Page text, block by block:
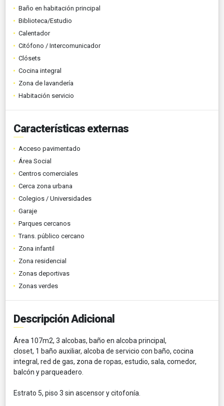
Baño en habitación principal
Biblioteca/Estudio
Calentador
Citófono / Intercomunicador
Clósets
Cocina integral
Zona de lavandería
Habitación servicio
Características externas
Acceso pavimentado
Área Social
Centros comerciales
Cerca zona urbana
Colegios / Universidades
Garaje
Parques cercanos
Trans. público cercano
Zona infantil
Zona residencial
Zonas deportivas
Zonas verdes
Descripción Adicional
Área 107m2, 3 alcobas, baño en alcoba principal,
closet, 1 baño auxiliar, alcoba de servicio con baño, cocina
integral, red de gas, zona de ropas, estudio, sala, comedor,
balcón y parqueadero.
Estrato 5, piso 3 sin ascensor y citofonía.